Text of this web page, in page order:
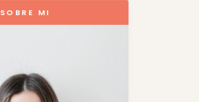
SOBRE MI